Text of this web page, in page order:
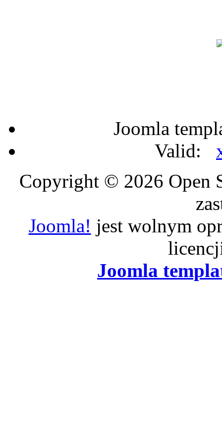
Joomla
Valid:
Copyright © 2026 Open
Joomla! jest wolnym
Joomla